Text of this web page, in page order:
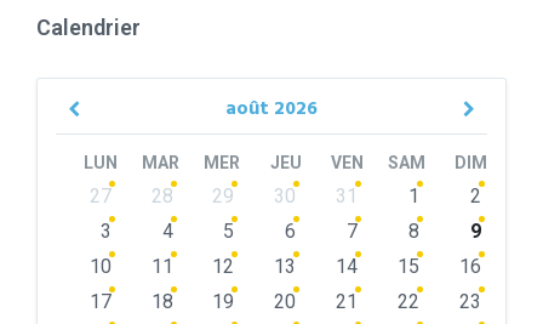
Calendrier
août 2026
Previous
LUN MAR MER JEU VEN SAM DIM
Skip
calendar
27 28 29 30 31 1
2
3
4 5 6 7 8
9
10
11 12 13 14 15
16
17
18 19 20 21 22
23